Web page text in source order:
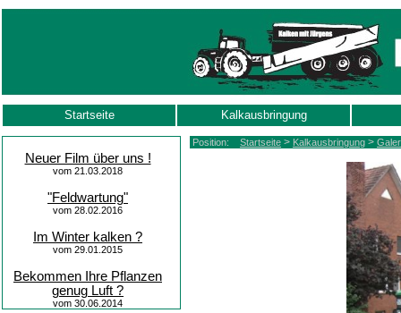
Startseite Kalkausbringung
Neuer Film über uns !
vom 21.03.2018
"Feldwartung"
vom 28.02.2016
Im Winter kalken ?
vom 29.01.2015
Bekommen Ihre Pflanzen
genug Luft ?
vom 30.06.2014
Position: Startseite > Kalkausbringung >